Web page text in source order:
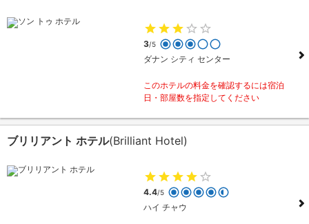
3/5
ダナン シティ センター
このホテルの料金を確認するには宿泊
日・部屋数を指定してください
ブリリアント ホテル(Brilliant Hotel)
4.4/5
ハイ チャウ